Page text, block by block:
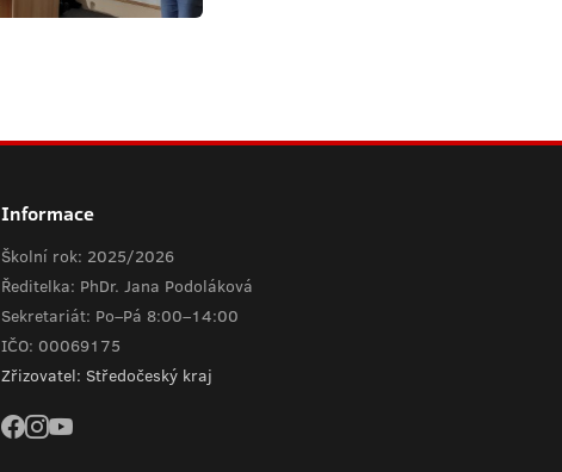
Informace
Školní rok: 2025/2026
Ředitelka: PhDr. Jana Podoláková
Sekretariát: Po–Pá 8:00–14:00
IČO: 00069175
Zřizovatel: Středočeský kraj